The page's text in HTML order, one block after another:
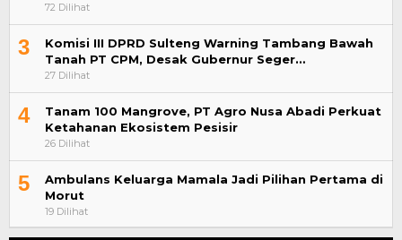
72 Dilihat
3
Komisi III DPRD Sulteng Warning Tambang Bawah
Tanah PT CPM, Desak Gubernur Seger…
27 Dilihat
4
Tanam 100 Mangrove, PT Agro Nusa Abadi Perkuat
Ketahanan Ekosistem Pesisir
26 Dilihat
5
Ambulans Keluarga Mamala Jadi Pilihan Pertama di
Morut
19 Dilihat